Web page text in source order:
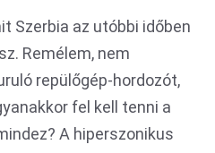
Szerbia az utóbbi időben
Remélem, nem
repülőgép-hordozót,
fel kell tenni a
A hiperszonikus